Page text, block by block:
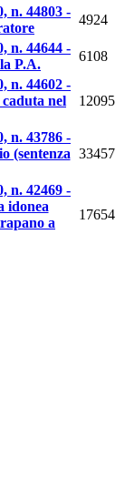
n. 44803 -
4924
n. 44644 -
P.A.
6108
n. 44602 -
nel
12095
n. 43786 -
(sentenza 33457
n. 42469 -
idonea
a
17654